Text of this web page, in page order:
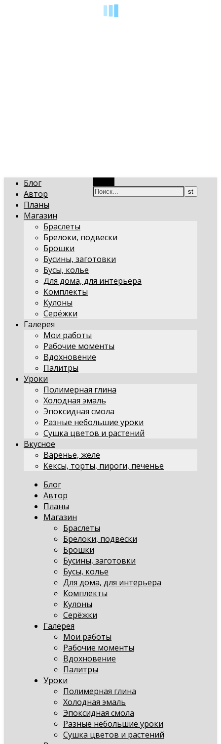
Блог
Автор
Планы
Магазин
Браслеты
Брелоки, подвески
Брошки
Бусины, заготовки
Бусы, колье
Для дома, для интерьера
Комплекты
Кулоны
Серёжки
Галерея
Мои работы
Рабочие моменты
Вдохновение
Палитры
Уроки
Полимерная глина
Холодная эмаль
Эпоксидная смола
Разные небольшие уроки
Сушка цветов и растений
Вкусное
Варенье, желе
Кексы, торты, пироги, печенье
Блог
Автор
Планы
Магазин
Браслеты
Брелоки, подвески
Брошки
Бусины, заготовки
Бусы, колье
Для дома, для интерьера
Комплекты
Кулоны
Серёжки
Галерея
Мои работы
Рабочие моменты
Вдохновение
Палитры
Уроки
Полимерная глина
Холодная эмаль
Эпоксидная смола
Разные небольшие уроки
Сушка цветов и растений